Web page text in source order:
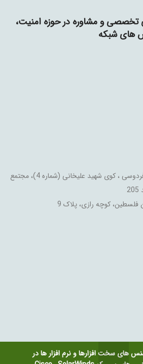
های سخت افزارها و نرم افزار ها در
تخصصی و مشاوره در حوزه امنیت،
های شبکه
نشانی اصفهان: خیابان فردوسی ، کوی شهید علیخانی (شماره 4)، مجتمع
فلسطین، کوچه رازی، پلاک 9